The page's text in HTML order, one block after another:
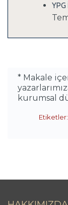
YPG
* Makale
kurumsal
Etiketler: